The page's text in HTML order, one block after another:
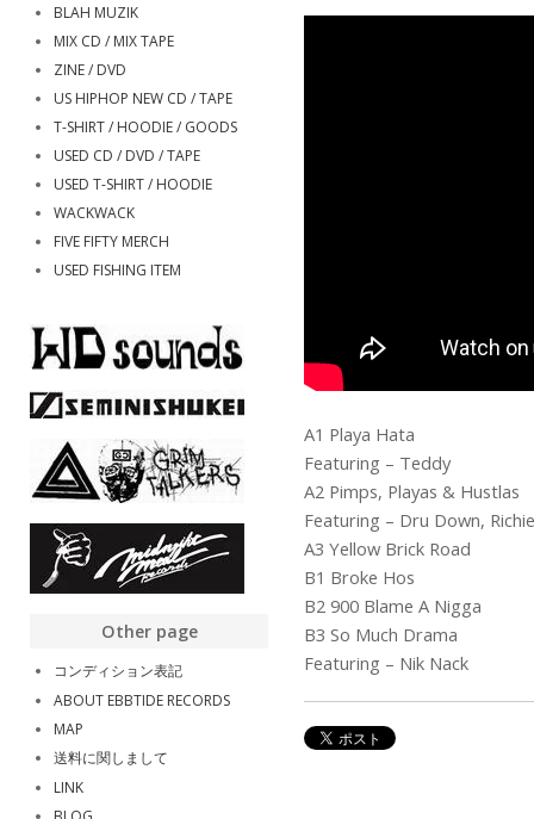
A1 Playa Hata
Featuring – Teddy
A2 Pimps, Playas & Hustlas
Featuring – Dru Down,
A3 Yellow Brick Road
B1 Broke Hos
B2 900 Blame A Nigga
B3 So Much Drama
Featuring – Nik Nack
BLAH MUZIK
MIX CD / MIX TAPE
ZINE / DVD
US HIPHOP NEW CD / TAPE
T-SHIRT / HOODIE / GOODS
USED CD / DVD / TAPE
USED T-SHIRT / HOODIE
WACKWACK
FIVE FIFTY MERCH
USED FISHING ITEM
Other page
コンディション表記
ABOUT EBBTIDE RECORDS
MAP
送料に関しまして
LINK